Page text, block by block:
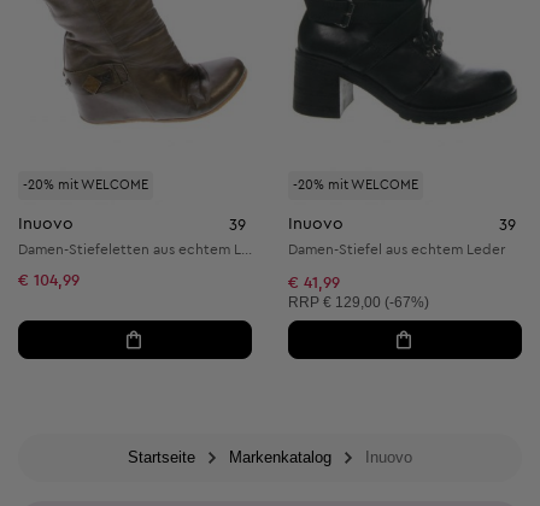
-20% mit WELCOME
Inuovo 39
€ 104,99
-20% mit WELCOME
Inuovo 39
Damen-Stiefel aus echtem Leder
€ 41,99
Unverbindliche Preisempfehlung:
RRP € 129,00 (-67%)
Startseite Markenkatalog Inuovo